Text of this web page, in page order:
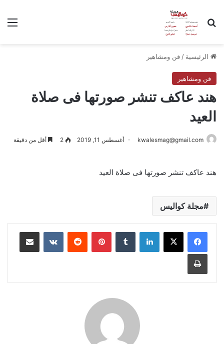
بحث عن
الرئيسية / فن ومشاهير
فن ومشاهير
هند عاكف تنشر صورتها فى صلاة
العيد
kwalesmag@gmail.com أغسطس 11, 2019 2 أقل من دقيقة
هند عاكف تنشر صورتها فى صلاة العيد
مجلة كواليس
لينكدإن بينتيريست مشاركة عبر البريد
طباعة